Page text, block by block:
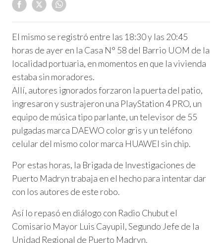
El mismo se registró entre las 18:30 y las 20:45
horas de ayer en la Casa N° 58 del Barrio UOM de la
localidad portuaria, en momentos en que la vivienda
estaba sin moradores.
Allí, autores ignorados forzaron la puerta del patio,
ingresaron y sustrajeron una PlayStation 4 PRO, un
equipo de música tipo parlante, un televisor de 55
pulgadas marca DAEWO color gris y un teléfono
celular del mismo color marca HUAWEI sin chip.
Por estas horas, la Brigada de Investigaciones de
Puerto Madryn trabaja en el hecho para intentar dar
con los autores de este robo.
Así lo repasó en diálogo con Radio Chubut el
Comisario Mayor Luis Cayupil, Segundo Jefe de la
Unidad Regional de Puerto Madryn.